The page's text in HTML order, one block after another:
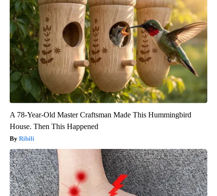
A 78-Year-Old Master Craftsman Made This Hummingbird
House. Then This Happened
Ribili